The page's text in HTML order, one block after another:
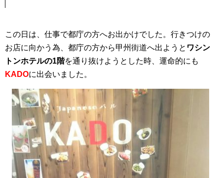
この日は、仕事で都庁の方へお出かけでした。行きつけの
お店に向かう為、都庁の方から甲州街道へ出ようと ワシン
トンホテルの1階を通り抜けようとした時、運命的にも
KADOに出会いました。